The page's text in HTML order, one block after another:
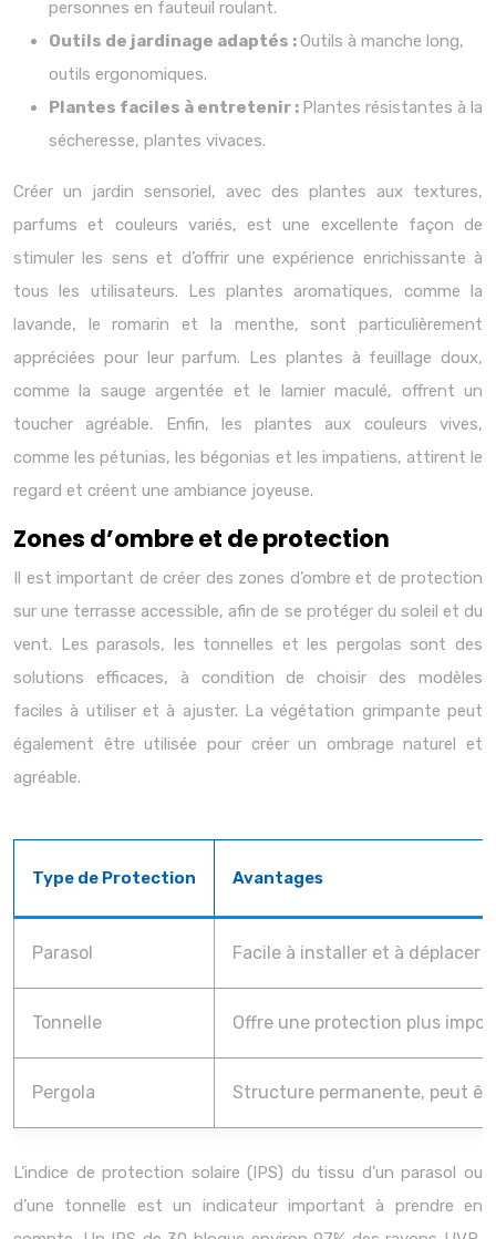
personnes en fauteuil roulant.
Outils de jardinage adaptés :Outils à manche long,
outils ergonomiques.
Plantes faciles à entretenir : Plantes résistantes à la
sécheresse, plantes vivaces.
Créer un jardin sensoriel, avec des plantes aux textures,
parfums et couleurs variés, est une excellente façon de
stimuler les sens et d’offrir une expérience enrichissante à
tous les utilisateurs. Les plantes aromatiques, comme la
lavande, le romarin et la menthe, sont particulièrement
appréciées pour leur parfum. Les plantes à feuillage doux,
comme la sauge argentée et le lamier maculé, offrent un
toucher agréable. Enfin, les plantes aux couleurs vives,
comme les pétunias, les bégonias et les impatiens, attirent le
regard et créent une ambiance joyeuse.
Zones d’ombre et de protection
Il est important de créer des zones d’ombre et de protection
sur une terrasse accessible, afin de se protéger du soleil et du
vent. Les parasols, les tonnelles et les pergolas sont des
solutions efficaces, à condition de choisir des modèles
faciles à utiliser et à ajuster. La végétation grimpante peut
également être utilisée pour créer un ombrage naturel et
agréable.
Type de Protection Avantages
Parasol Facile à installer et à déplacer
Tonnelle Offre une protection plus
Pergola Structure permanente, peut
L’indice de protection solaire (IPS) du tissu d’un parasol ou
d’une tonnelle est un indicateur important à prendre en